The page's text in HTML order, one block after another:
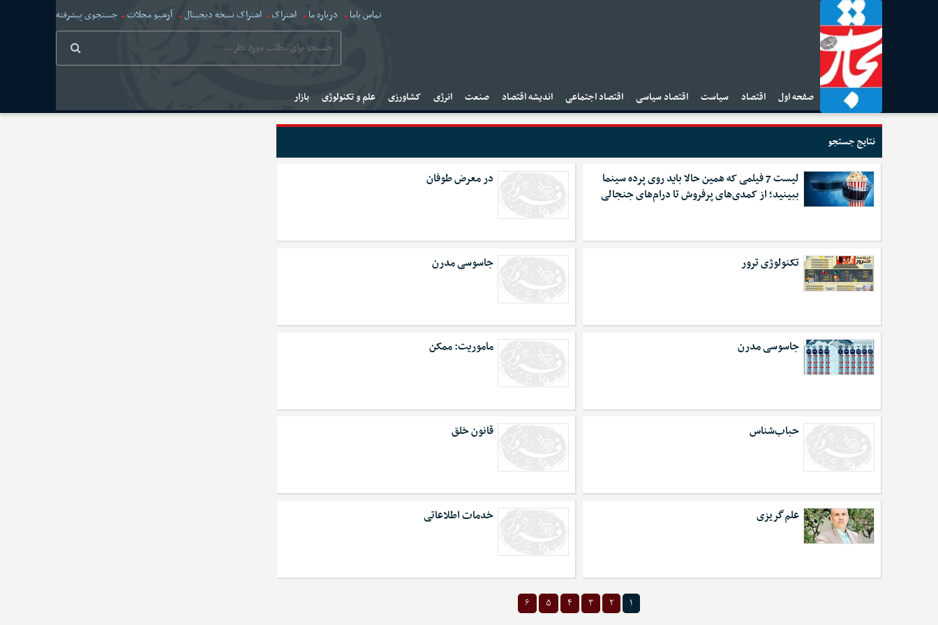
تماس باما درباره ما اشتراک اشتراک نسخه دیجیتال آرشیو مجلات جستجوی پیشرفته
صفحه اول اقتصاد سیاست اقتصاد سیاسی اقتصاد اجتماعی اندیشه اقتصاد صنعت انرژی کشاورزی علم و تکنولوژی بازار
نتایج جستجو
لیست 7 فیلمی که همین حالا باید روی پرده سینما
ببینید؛ از کمدی‌های پرفروش تا درام‌های جنجالی
در معرض طوفان
تکنولوژی ترور جاسوسی مدرن
جاسوسی مدرن ماموریت: ممکن
حباب‌شناس قانون خلق
علم‌گریزی خدمات اطلاعاتی
۱ ۲ ۳ ۴ ۵ ۶